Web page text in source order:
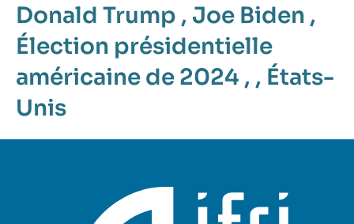
Donald Trump , Joe Biden ,
Élection présidentielle
américaine de 2024 , , États-
Unis